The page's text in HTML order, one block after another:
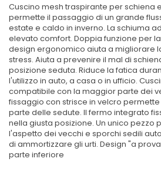
Cuscino mesh traspirante per schiena
permette il passaggio di un grande
estate e caldo in inverno. La schiuma
elevato comfort. Doppia funzione per
design ergonomico aiuta a migliorare
stress. Aiuta a prevenire il mal di
posizione seduta. Riduce la fatica
l'utilizzo in auto, a casa o in ufficio.
compatibile con la maggior parte dei
fissaggio con strisce in velcro
parte delle sedute. Il fermo integrato
nella giusta posizione. Un unico pezzo
l'aspetto dei vecchi e sporchi sedili
di ammortizzare gli urti. Design "a
parte inferiore